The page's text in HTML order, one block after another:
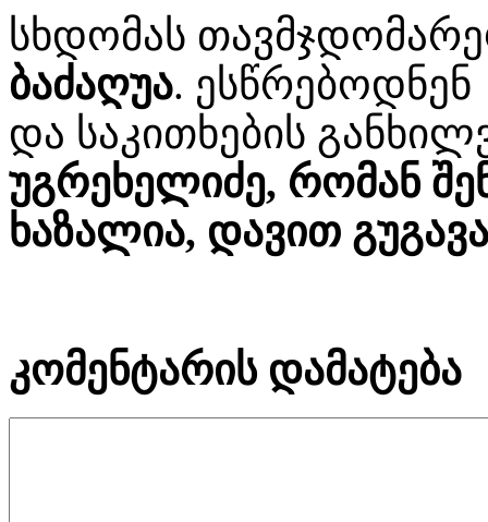
სხდომას
ბაძაღუა. ესწრებოდნენ
და საკითხების
უგრეხელიძე, რომან
ხაზალია, დავით
კომენტარის დამატება